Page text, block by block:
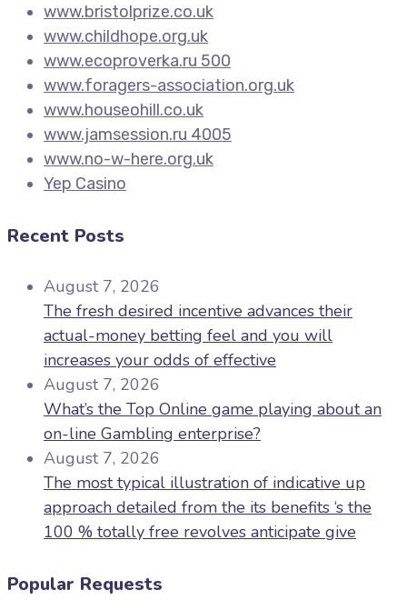
www.bristolprize.co.uk
www.childhope.org.uk
www.ecoproverka.ru 500
www.foragers-association.org.uk
www.houseohill.co.uk
www.jamsession.ru 4005
www.no-w-here.org.uk
Yep Casino
Recent Posts
August 7, 2026
The fresh desired incentive advances their
actual-money betting feel and you will
increases your odds of effective
August 7, 2026
What’s the Top Online game playing about an
on-line Gambling enterprise?
August 7, 2026
The most typical illustration of indicative up
approach detailed from the its benefits ‘s the
100 % totally free revolves anticipate give
Popular Requests